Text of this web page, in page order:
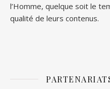
l’Homme, quelque soit le
qualité de leurs contenus.